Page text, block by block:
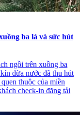
ba lá và sức hút
ngồi trên xuồng ba
dừa nước đã thu hút
thuộc của miền
check-in đăng tải